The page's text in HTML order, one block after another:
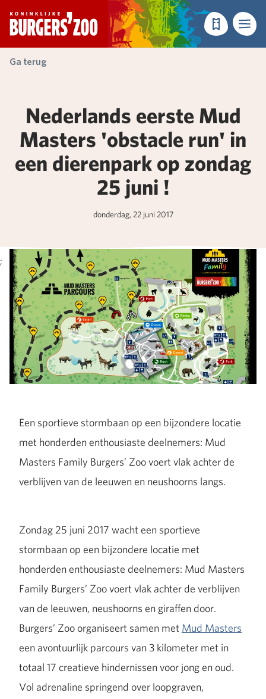
- Homepagina
TicketsMenu
Ga terug
;
Nederlands eerste Mud
Masters 'obstacle run' in
een dierenpark op zondag
25 juni !
donderdag, 22 juni 2017
Een sportieve stormbaan op een bijzondere locatie
met honderden enthousiaste deelnemers: Mud
Masters Family Burgers’ Zoo voert vlak achter de
verblijven van de leeuwen en neushoorns langs.
Zondag 25 juni 2017 wacht een sportieve
stormbaan op een bijzondere locatie met
honderden enthousiaste deelnemers: Mud Masters
Family Burgers’ Zoo voert vlak achter de verblijven
van de leeuwen, neushoorns en giraffen door.
Burgers’ Zoo organiseert samen met Mud Masters
een avontuurlijk parcours van 3 kilometer met in
totaal 17 creatieve hindernissen voor jong en oud.
Vol adrenaline springend over loopgraven,